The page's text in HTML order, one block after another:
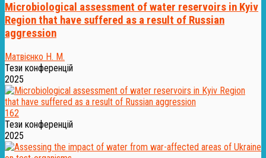
Microbiological assessment of water reservoirs in Kyiv
Region that have suffered as a result of Russian
aggression
Матвієнко Н. М.
Тези конференцій
2025
162
Тези конференцій
2025